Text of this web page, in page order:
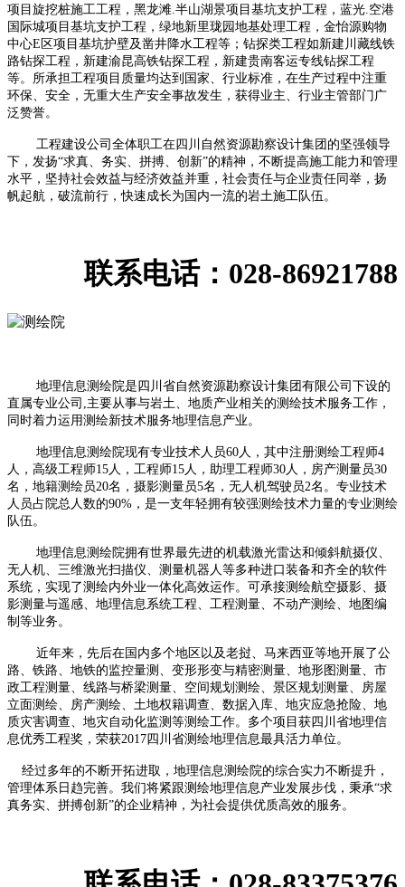
项目旋挖桩施工工程，黑龙滩 半山湖景项目基坑支护工程，蓝光 空港
国际城项目基坑支护工程，绿地新里珑园地基处理工程，金怡源购物
中心E 区项目基坑护壁及凿井降水工程等；钻探类工程如新建川藏线铁
路钻探工程，新建渝昆高铁钻探工程，新建贵南客运专线钻探工程
等。所承担工程项目质量均达到国家、行业标准，在生产过程中注重
环保、安全，无重大生产安全事故发生，获得业主、行业主管部门广
泛赞誉。
工程建设公司全体职工在四川自然资源勘察设计集团的坚强领导
下，发扬“求真、务实、拼搏、创新”的精神，不断提高施工能力和管理
水平，坚持社会效益与经济效益并重，社会责任与企业责任同举，扬
帆起航，破流前行，快速成长为国内一流的岩土施工队伍。
联系电话： 028-86921788
地理信息测绘院是四川省自然资源勘察设计集团有限公司下设的
直属专业公司 ,主要从事与岩土、地质产业相关的测绘技术服务工作，
同时着力运用测绘新技术服务地理信息产业。
地理信息测绘院现有专业技术人员60人，其中注册测绘工程师4
人，高级工程师15人，工程师15人，助理工程师30人，房产测量员30
名，地籍测绘员20名，摄影测量员5名，无人机驾驶员2名。专业技术
人员占院总人数的90% ，是一支年轻拥有较强测绘技术力量的专业测绘
队伍。
地理信息测绘院拥有世界最先进的机载激光雷达和倾斜航摄仪、
无人机、三维激光扫描仪、测量机器人等多种进口装备和齐全的软件
系统，实现了测绘内外业一体化高效运作。可承接测绘航空摄影、摄
影测量与遥感、地理信息系统工程、工程测量、不动产测绘、地图编
制等业务。
近年来，先后在国内多个地区以及老挝、马来西亚等地开展了公
路、铁路、地铁的监控量测、变形形变与精密测量、地形图测量、市
政工程测量、线路与桥梁测量、空间规划测绘、景区规划测量、房屋
立面测绘、房产测绘、土地权籍调查、数据入库、地灾应急抢险、地
质灾害调查、地灾自动化监测等测绘工作。多个项目获四川省地理信
息优秀工程奖，荣获2017四川省测绘地理信息最具活力单位。
经过多年的不断开拓进取，地理信息测绘院的综合实力不断提升，
管理体系日趋完善。我们将紧跟测绘地理信息产业发展步伐，秉承“求
真务实、拼搏创新”的企业精神，为社会提供优质高效的服务。